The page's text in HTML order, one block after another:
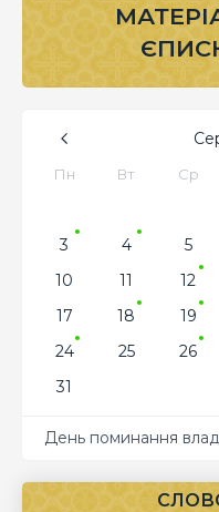
Пн Вт Ср
3
4 5
10
11 12
17
18 19
24
25 26
31
День поминання